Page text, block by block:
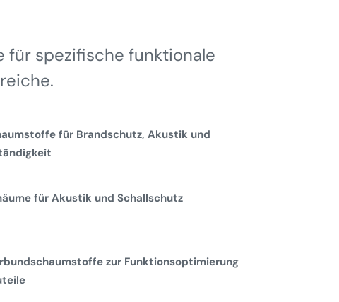
für spezifische funktionale
für Brandschutz, Akustik und
für Akustik und Schallschutz
zur Funktionsoptimierung